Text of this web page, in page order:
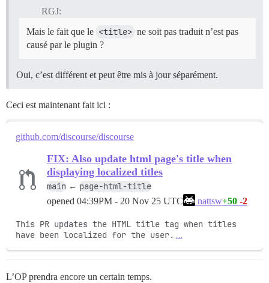
RGJ:
Mais le fait que le <title> ne soit pas traduit n’est pas
causé par le plugin ?
Oui, c’est différent et peut être mis à jour séparément.
Ceci est maintenant fait ici :
github.com/discourse/discourse
FIX: Also update html page's title when
displaying localized titles
main ← page-html-title
opened 04:39PM - 20 Nov 25 UTC nattsw+50 -2
This PR updates the HTML title tag when titles
have been localized for the user. …
L’OP prendra encore un certain temps.